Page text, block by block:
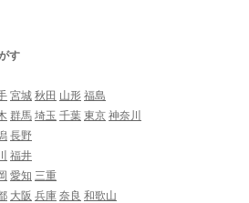
す
宮城 秋田 山形 福島
群馬 埼玉 千葉 東京 神奈川
長野
福井
愛知 三重
大阪 兵庫 奈良 和歌山